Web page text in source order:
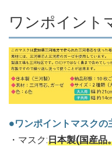
ワンポイント
●ワンポイントマスクの
・マスク:日本製(国産品